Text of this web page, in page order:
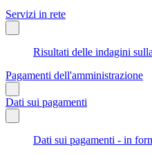
Servizi in rete
Risultati delle indagini
Pagamenti dell'amministrazione
Dati sui pagamenti
Dati sui pagamenti - in